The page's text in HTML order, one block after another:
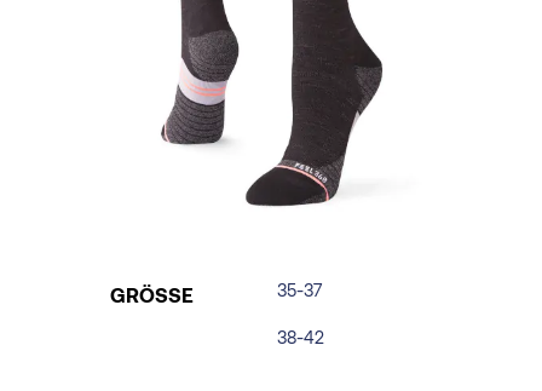
GRÖSSE 35-37
38-42